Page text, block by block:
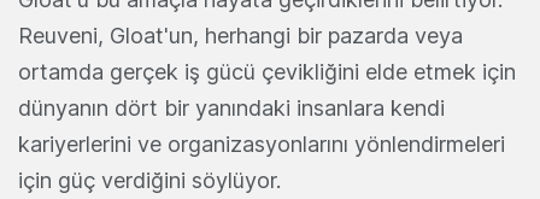
Reuveni, Gloat'un, herhangi bir pazarda veya
ortamda gerçek iş gücü çevikliğini elde etmek için
dünyanın dört bir yanındaki insanlara kendi
kariyerlerini ve organizasyonlarını yönlendirmeleri
için güç verdiğini söylüyor.